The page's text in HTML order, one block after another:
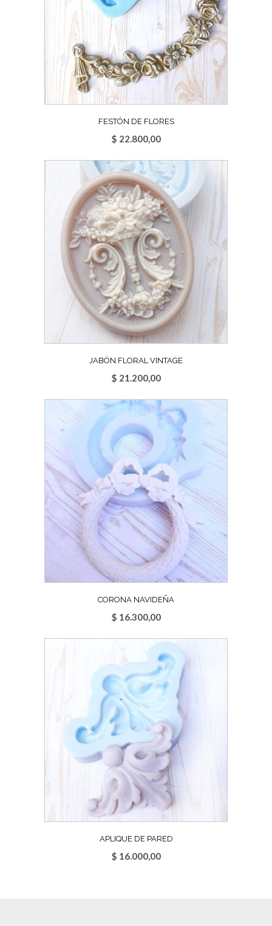
FESTÓN DE FLORES
$ 22.800,00
JABÓN FLORAL VINTAGE
$ 21.200,00
CORONA NAVIDEÑA
$ 16.300,00
APLIQUE DE PARED
$ 16.000,00